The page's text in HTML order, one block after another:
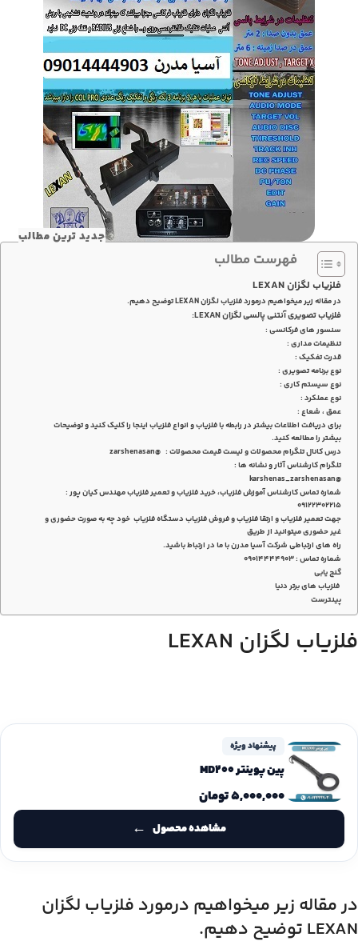
جدید ترین مطالب
فهرست مطالب
فلزیاب لگزان LEXAN
در مقاله زیر میخواهیم درمورد فلزیاب لگزان LEXAN توضیح دهیم.
فلزیاب تصویری آنتنی پالسی لگزان LEXAN:
سنسور های فرکانسی :
تنظیمات مداری :
قدرت تفکیک :
نوع برنامه تصویری :
نوع سیستم کاری :
نوع عملکرد :
عمق ، شعاع :
برای دریافت اطلاعات بیشتر در رابطه با فلزیاب و انواع فلزیاب اینجا را کلیک کنید و توضیحات
بیشتر را مطالعه کنید.
درس کانال تلگرام محصولات و لیست قیمت محصولات : @zarshenasan
تلگرام کارشناس آثار و نشانه ها :
@karshenas_zarshenasan
شماره تماس کارشناس آموزش فلزیاب، خرید فلزیاب و تعمیر فلزیاب مهندس کیان پور :
۰۹۱۲۲۳۰۲۲۱۵
جهت تعمیر فلزیاب و ارتقا فلزیاب و فروش فلزیاب دستگاه فلزیاب خود چه به صورت حضوری و
غیر حضوری میتوانید از طریق
راه های ارتباطی شرکت آسیا مدرن با ما در ارتباط باشید.
شماره تماس : 09014444903
گنج یابی
فلزیاب های برتر دنیا
پینترست
فلزیاب لگزان LEXAN
پیشنهاد ویژه
پین پوینتر MD200
۵,۰۰۰,۰۰۰تومان
مشاهده محصول
در مقاله زیر میخواهیم درمورد فلزیاب لگزان
LEXAN توضیح دهیم.